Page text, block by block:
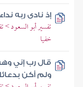
إذ نادى ربه
تفسير أبو السعود >
خفيا
قال رب إني
ولم أكن